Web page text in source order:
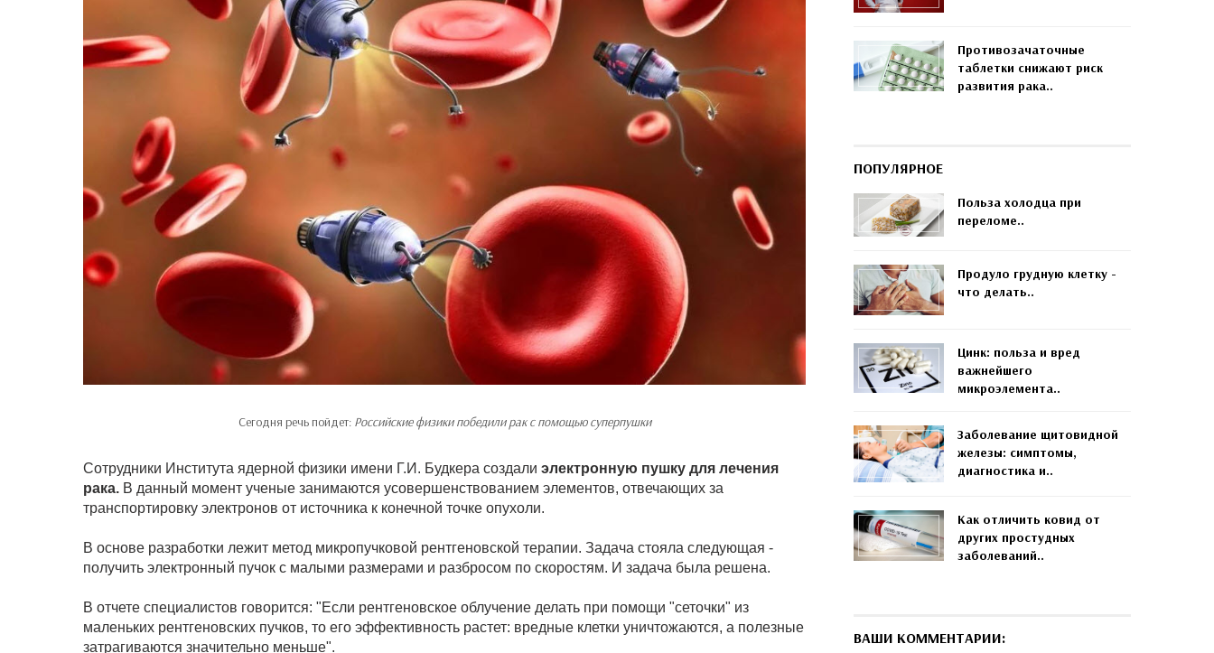
Сегодня речь пойдет: Российские физики победили рак с помощью суперпушки
Сотрудники Института ядерной физики имени Г.И. Будкера создали электронную пушку для лечения
рака. В данный момент ученые занимаются усовершенствованием элементов, отвечающих за
транспортировку электронов от источника к конечной точке опухоли.
В основе разработки лежит метод микропучковой рентгеновской терапии. Задача стояла следующая -
получить электронный пучок с малыми размерами и разбросом по скоростям. И задача была решена.
В отчете специалистов говорится: "Если рентгеновское облучение делать при помощи "сеточки" из
маленьких рентгеновских пучков, то его эффективность растет: вредные клетки уничтожаются, а полезные
затрагиваются значительно меньше".
Противозачаточные
таблетки снижают риск
развития рака..
ПОПУЛЯРНОЕ
Польза холодца при
переломе..
Продуло грудную клетку -
что делать..
Цинк: польза и вред
важнейшего
микроэлемента..
Заболевание щитовидной
железы: симптомы,
диагностика и..
Как отличить ковид от
других простудных
заболеваний..
ВАШИ КОММЕНТАРИИ: